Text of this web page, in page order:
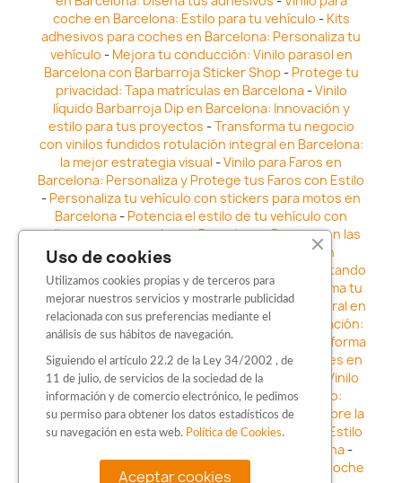
coche en Barcelona: Estilo para tu vehículo - Kits
adhesivos para coches en Barcelona: Personaliza tu
vehículo - Mejora tu conducción: Vinilo parasol en
Barcelona con Barbarroja Sticker Shop- Protege tu
privacidad: Tapa matrículas en Barcelona-Vinilo
líquido Barbarroja Dip en Barcelona: Innovación y
estilo para tus proyectos -Transforma tu negocio
con vinilos fundidos rotulación integral en Barcelona:
la mejor estrategia visual -Vinilo para Faros en
Barcelona: Personaliza y Protege tus Faros con Estilo
- Personaliza tu vehículo con stickers para motos en
Barcelona- Potencia el estilo de tu vehículo con
adhesivos para coche en Barcelona-Destaca en las
calles: Los Mejores stickers para coches en
Vinilo para faros en Barcelona: Resaltando
la Estética y Seguridad del Automóvil- Transforma tu
vehículo con los vinilos fundidos rotulación integral en
Barcelona-Explora la Innovación en Personalización:
Vinilo líquido barbarroja dip en Barcelona
Transforma
tu vehículo con estilo: Kits adhesivos para coches en
Barcelona-Personaliza tu vehículo con estilo: Vinilo
para coche en Barcelona-Destaca con Estilo:
Pegatinas personalizadas en Barcelona -Descubre la
distinción: Los Mejores stickers en Barcelona
Estilo
en movimiento: Sticker para motos en Barcelona-
Personalización sobre ruedas: Adhesivos para coche
Uso de cookies
Utilizamos cookies propias y de terceros para
mejorar nuestros servicios y mostrarle publicidad
relacionada con sus preferencias mediante el
análisis de sus hábitos de navegación.
Siguiendo el artículo 22.2 de la Ley 34/2002 , de
11 de julio, de servicios de la sociedad de la
información y de comercio electrónico, le pedimos
su permiso para obtener los datos estadísticos de
su navegación en esta web. Política de Cookies.
Aceptar cookies